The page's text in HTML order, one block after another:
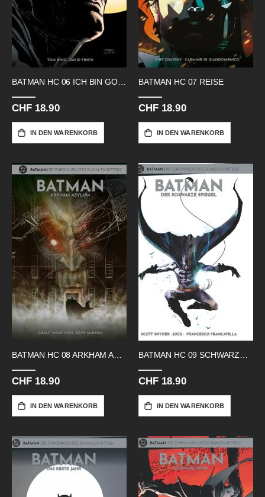
BATMAN HC 06 ICH BIN GOTHAM
CHF 18.90
IN DEN WARENKORB
BATMAN HC 07 REISE
CHF 18.90
IN DEN WARENKORB
CHF 18.90
IN DEN WARENKORB
CHF 18.90
IN DEN WARENKORB